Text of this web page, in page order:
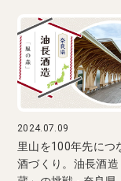
2024.07.09
里山を100年先につ
酒づくり。油長酒